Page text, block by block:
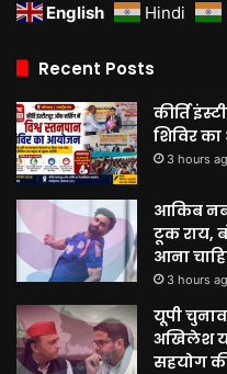
English Hindi
Recent Posts
कीर्ति
शिविर
3 hours
आकिब
टूक राय,
आना
3 hours
यूपी
अखिलेश
सहयोग